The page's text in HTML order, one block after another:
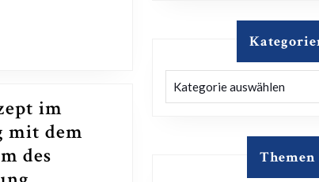
im
mit dem
des
Themen